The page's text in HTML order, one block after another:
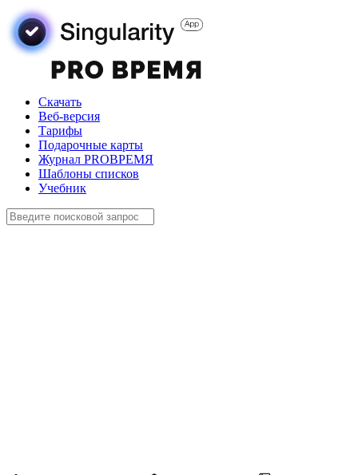
Скачать
Веб-версия
Тарифы
Подарочные карты
Журнал PROВРЕМЯ
Шаблоны списков
Учебник